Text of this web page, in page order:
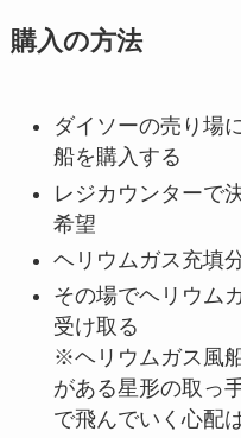
購入の方法
ダイソーの売り場
船を購入する
レジカウンターで
希望
ヘリウムガス充填
その場でヘリウム
受け取る
※ヘリウムガス風
がある星形の取っ
で飛んでいく心配